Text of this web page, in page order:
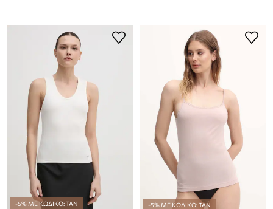
-5% ΜΕ ΚΩΔΙΚΟ: TAN -5% ΜΕ ΚΩΔΙΚΟ: TAN